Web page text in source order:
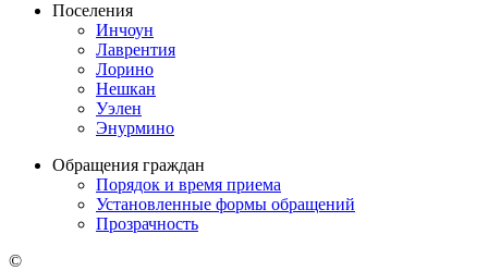
Поселения
Инчоун
Лаврентия
Лорино
Нешкан
Уэлен
Энурмино
Обращения граждан
Порядок и время приема
Установленные формы обращений
Прозрачность
©